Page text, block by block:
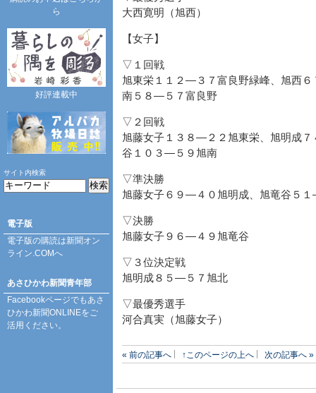
大西寛明（旭西）
【女子】
▽１回戦
旭東栄１１２―３７富良野緑峰、旭西
南５８―５７富良野
▽２回戦
旭藤女子１３８―２２旭東栄、旭明成
谷１０３―５９旭南
▽準決勝
旭藤女子６９―４０旭明成、旭竜谷５
▽決勝
旭藤女子９６―４９旭竜谷
▽３位決定戦
旭明成８５―５７旭北
▽最優秀選手
河合真実（旭藤女子）
« 前の記事へ ↑このページの上へ 次の記事へ »
ら
好評連載中
サイト内検索
電子版
電子版の購読は新聞オン
ライン.COMへ
あさひかわ新聞青年部
Facebookページでもあさ
ひかわ新聞ONLINEをご
活用ください。